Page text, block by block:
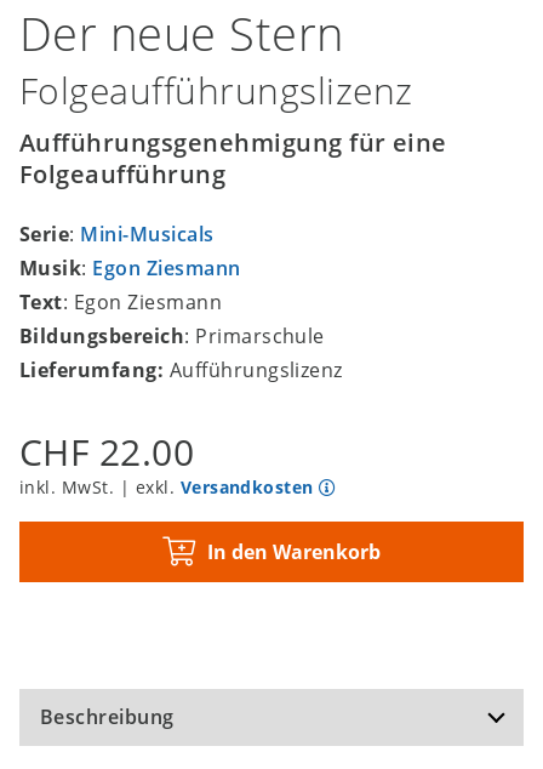
Der neue Stern
Folgeaufführungslizenz
Aufführungsgenehmigung für eine
Folgeaufführung
Serie: Mini-Musicals
Musik: Egon Ziesmann
Text: Egon Ziesmann
Bildungsbereich: Primarschule
Lieferumfang: Aufführungslizenz
CHF 22.00
inkl. MwSt. | exkl. Versandkosten
In den Warenkorb
Beschreibung